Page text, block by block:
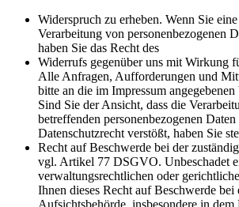
Widerspruch zu erheben. Wenn Sie
Verarbeitung von personenbezogenen
haben Sie das Recht des
Widerrufs gegenüber uns mit Wirkung
Alle Anfragen, Aufforderungen und
bitte an die im Impressum
Sind Sie der Ansicht, dass die
betreffenden personenbezogenen Daten
Datenschutzrecht verstößt, haben Sie
Recht auf Beschwerde bei der
vgl. Artikel 77 DSGVO. Unbeschadet
verwaltungsrechtlichen oder
Ihnen dieses Recht auf Beschwerde bei
Aufsichtsbehörde, insbesondere in